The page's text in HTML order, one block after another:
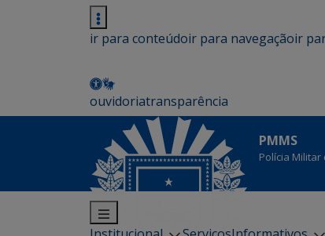
ir para conteúdoir para navegaçãoir
ouvidoriatransparência
PMMS
Polícia